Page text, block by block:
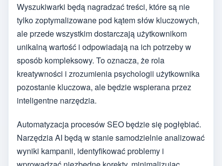
Wyszukiwarki będą nagradzać treści, które są nie
tylko zoptymalizowane pod kątem słów kluczowych,
ale przede wszystkim dostarczają użytkownikom
unikalną wartość i odpowiadają na ich potrzeby w
sposób kompleksowy. To oznacza, że rola
kreatywności i zrozumienia psychologii użytkownika
pozostanie kluczowa, ale będzie wspierana przez
inteligentne narzędzia.
Automatyzacja procesów SEO będzie się pogłębiać.
Narzędzia AI będą w stanie samodzielnie analizować
wyniki kampanii, identyfikować problemy i